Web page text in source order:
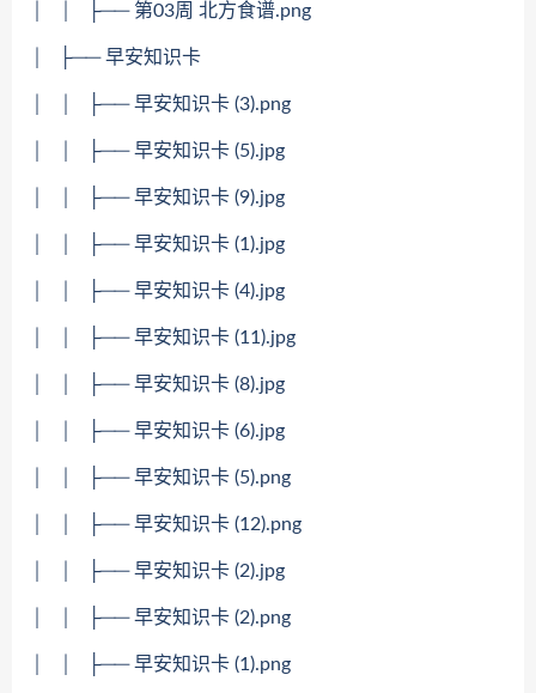
│ │ ├── 第03周 北方食谱.png
│ ├── 早安知识卡
│ │ ├── 早安知识卡 (3).png
│ │ ├── 早安知识卡 (5).jpg
│ │ ├── 早安知识卡 (9).jpg
│ │ ├── 早安知识卡 (1).jpg
│ │ ├── 早安知识卡 (4).jpg
│ │ ├── 早安知识卡 (11).jpg
│ │ ├── 早安知识卡 (8).jpg
│ │ ├── 早安知识卡 (6).jpg
│ │ ├── 早安知识卡 (5).png
│ │ ├── 早安知识卡 (12).png
│ │ ├── 早安知识卡 (2).jpg
│ │ ├── 早安知识卡 (2).png
│ │ ├── 早安知识卡 (1).png